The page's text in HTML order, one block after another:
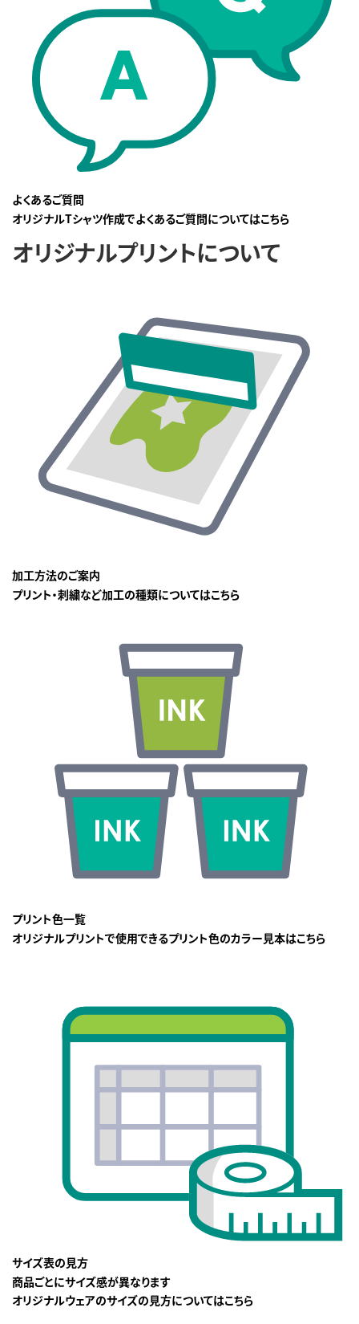
よくあるご質問
オリジナルTシャツ作成でよくあるご質問についてはこちら
オリジナルプリントについて
加工方法のご案内
プリント・刺繍など加工の種類についてはこちら
プリント色一覧
オリジナルプリントで使用できるプリント色のカラー見本はこちら
サイズ表の見方
商品ごとにサイズ感が異なります
オリジナルウェアのサイズの見方についてはこちら